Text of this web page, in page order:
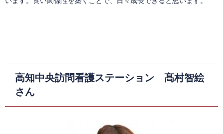
高知中央訪問看護ステーション 髙村智絵
さん